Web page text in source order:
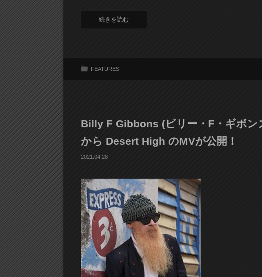
続きを読む
FEATURES
Billy F Gibbons (ビリー・F・ギボン
から Desert High のMVが公開！
2021.04.28